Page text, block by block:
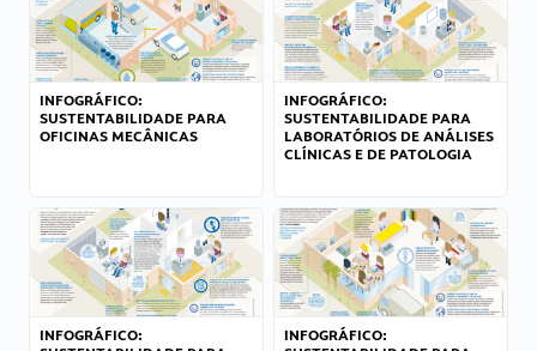
INFOGRÁFICO:
SUSTENTABILIDADE PARA
OFICINAS MECÂNICAS
INFOGRÁFICO:
SUSTENTABILIDADE PARA
LABORATÓRIOS DE ANÁLISES
CLÍNICAS E DE PATOLOGIA
INFOGRÁFICO:
INFOGRÁFICO: